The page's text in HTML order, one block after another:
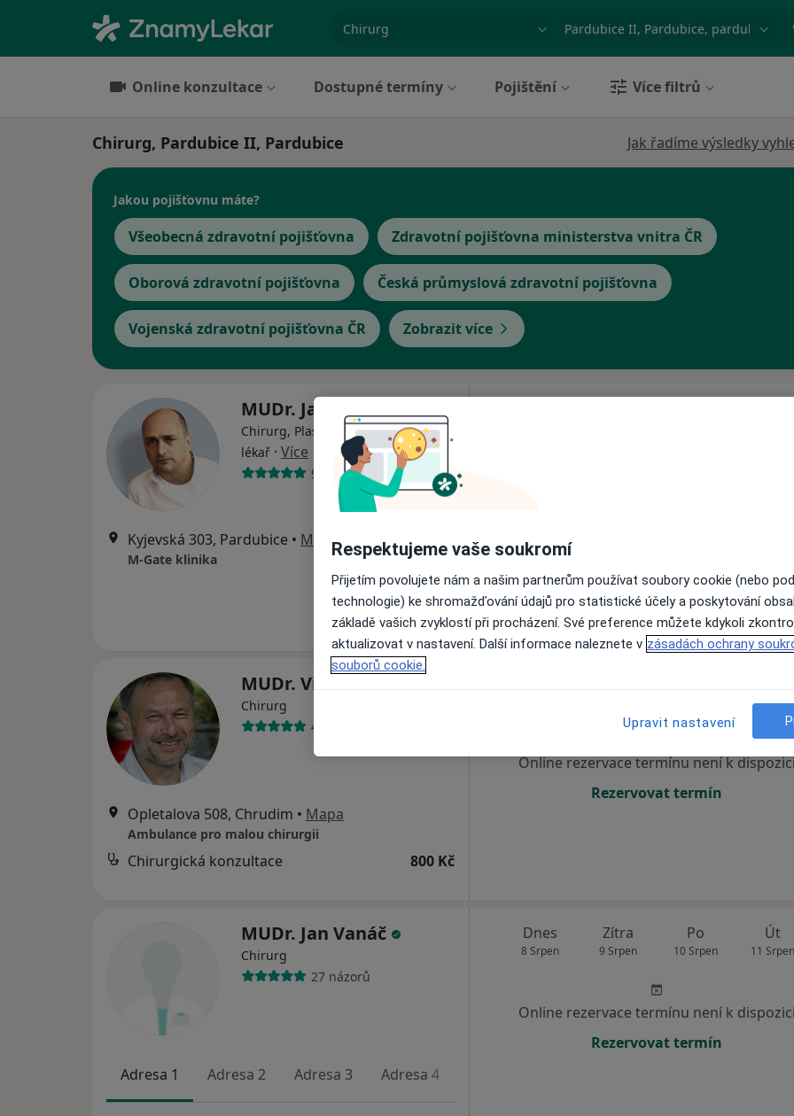
Online konzultace Dostupné termíny Pojištění Více filtrů
Chirurg, Pardubice II, Pardubice Jak řadíme výsledky
Jakou pojišťovnu máte?
Všeobecná zdravotní pojišťovna Zdravotní pojišťovna ministerstva vnitra ČR
Oborová zdravotní pojišťovna Česká průmyslová zdravotní pojišťovna
Vojenská zdravotní pojišťovna ČR Zobrazit více
MUDr. Jan Tišer
Chirurg, Plastický chirurg, Praktický
lékař · Více
92 názorů
Kyjevská 303, Pardubice • Mapa
M-Gate klinika
MUDr. Viliam Kopecký
Chirurg
4 názory
Opletalova 508, Chrudim • Mapa
Ambulance pro malou chirurgii
Chirurgická konzultace 800 Kč
11
Online rezervace termínu není k
Rezervovat termín
MUDr. Jan Vanáč
Chirurg
27 názorů
Adresa 1 Adresa 2 Adresa 3 Adresa 4
Dnes
8 Srpen
Zítra
9 Srpen
Po
10 Srpen
Út
11 Srpen
Online rezervace termínu není k dispozici
Rezervovat termín
Respektujeme vaše soukromí
Přijetím povolujete nám a našim partnerům používat soubory cookie (nebo
technologie) ke shromažďování údajů pro statistické účely a poskytování
základě vašich zvyklostí při procházení. Své preference můžete kdykoli
aktualizovat v nastavení. Další informace naleznete v zásadách ochrany
souborů cookie.
Upravit nastavení